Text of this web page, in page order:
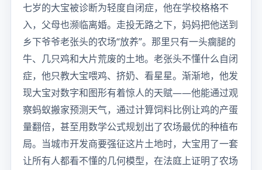
七岁的大宝被诊断为轻度自闭症，他在学校格格不
入，父母也濒临离婚。走投无路之下，妈妈把他送到
乡下爷爷老张头的农场“放养”。那里只有一头瘸腿的
牛、几只鸡和大片荒废的土地。老张头不懂什么自闭
症，他只教大宝喂鸡、挤奶、看星星。渐渐地，他发
现大宝对数字和图形有着惊人的天赋——他能通过观
察蚂蚁搬家预测天气，通过计算饲料比例让鸡的产蛋
量翻倍，甚至用数学公式规划出了农场最优的种植布
局。当城市开发商要强征这片土地时，大宝用了一套
让所有人都看不懂的几何模型，在法庭上证明了农场